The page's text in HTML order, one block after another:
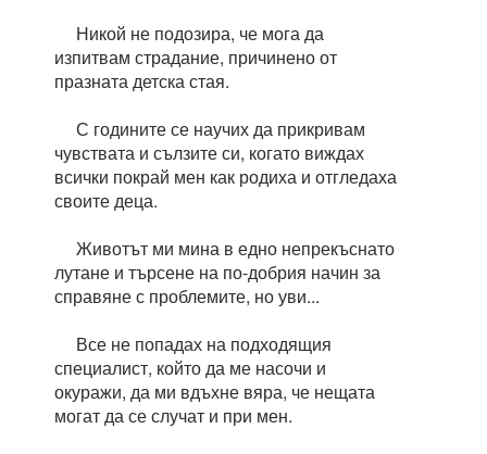
Никой не подозира, че мога да
изпитвам страдание, причинено от
празната детска стая.
С годините се научих да прикривам
чувствата и сълзите си, когато виждах
всички покрай мен как родиха и отгледаха
своите деца.
Животът ми мина в едно непрекъснато
лутане и търсене на по-добрия начин за
справяне с проблемите, но уви...
Все не попадах на подходящия
специалист, който да ме насочи и
окуражи, да ми вдъхне вяра, че нещата
могат да се случат и при мен.